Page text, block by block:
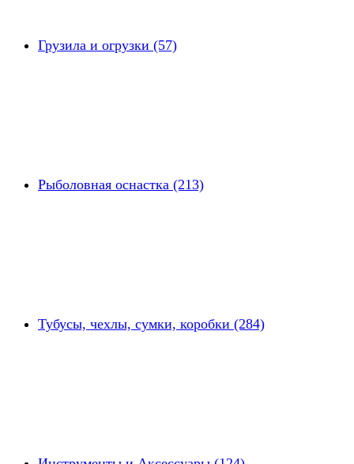
Грузила и огрузки (57)
Рыболовная оснастка (213)
Тубусы, чехлы, сумки, коробки (284)